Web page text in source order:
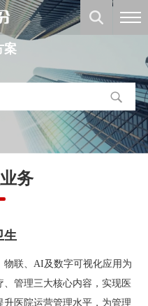
案
务
生
物联、AI及数字可视化应用为
管理三大核心内容，实现医
医院运营管理水平，为管理